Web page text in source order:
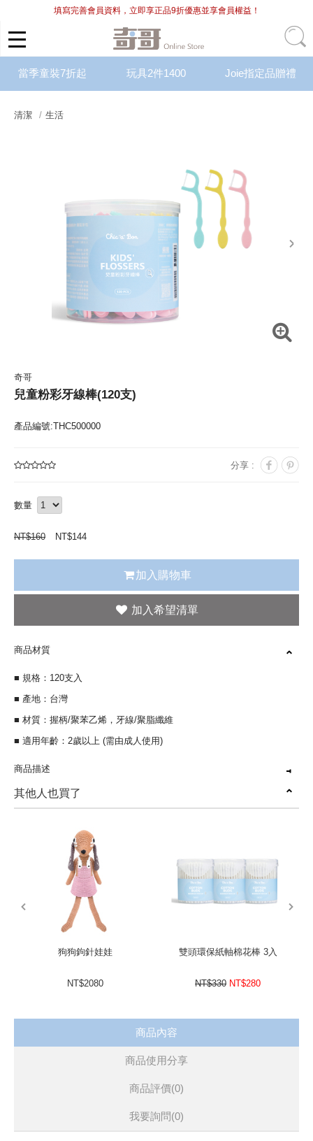
填寫完善會員資料，立即享正品9折優惠並享會員權益！
當季童裝7折起 玩具2件1400 Joie指定品贈禮
清潔 生活
next
奇哥
兒童粉彩牙線棒(120支)
產品編號:THC500000
分享 :
數量
NT$160 NT$144
加入購物車
商品材質
■ 規格：120支入
■ 產地：台灣
■ 材質：握柄/聚苯乙烯，牙線/聚脂纖維
■ 適用年齡：2歲以上 (需由成人使用)
商品描述
罐裝設計，台灣製造
扁線設計，清潔力倍增
圓弧牙弓，不傷害牙齦
其他人也買了
狗狗鉤針娃娃
NT$2080
雙頭環保紙軸棉花棒 3入
NT$330 NT$280
商品內容
商品使用分享
商品評價(0)
我要詢問(0)